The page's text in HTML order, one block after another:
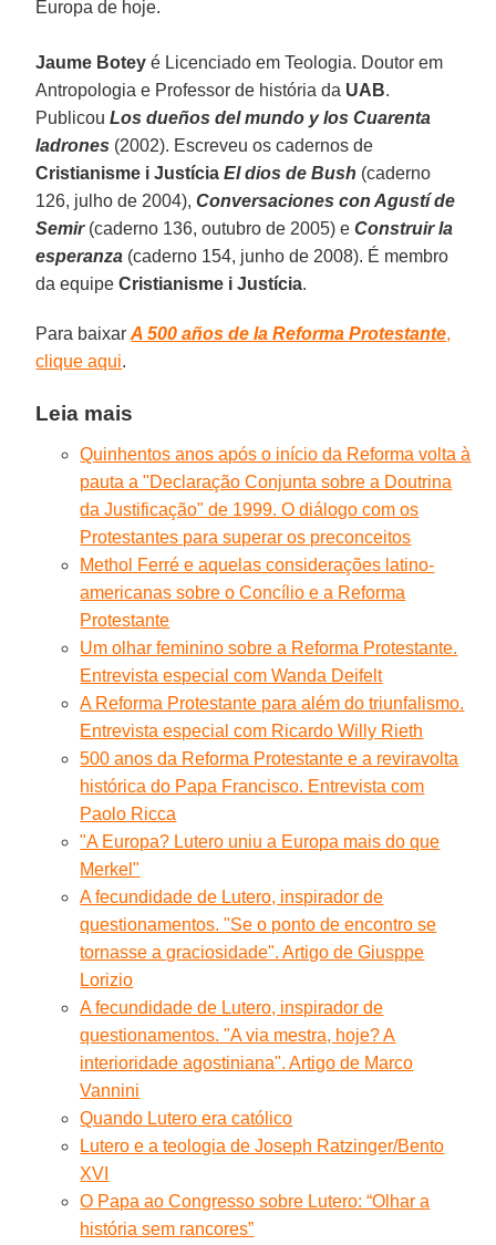
Europa de hoje.
Jaume Botey é Licenciado em Teologia. Doutor em
Antropologia e Professor de história da UAB.
PublicouLos dueños del mundo y los Cuarenta
ladrones (2002). Escreveu os cadernos de
Cristianisme i Justícia El dios de Bush (caderno
126, julho de 2004),Conversaciones con Agustí de
Semir(caderno 136, outubro de 2005) eConstruir la
esperanza (caderno 154, junho de 2008). É membro
da equipeCristianisme i Justícia.
Para baixarA 500 años de la Reforma Protestante,
clique aqui.
Leia mais
Quinhentos anos após o início da Reforma volta à
pauta a "Declaração Conjunta sobre a Doutrina
da Justificação" de 1999. O diálogo com os
Protestantes para superar os preconceitos
Methol Ferré e aquelas considerações latino-
americanas sobre o Concílio e a Reforma
Protestante
Um olhar feminino sobre a Reforma Protestante.
Entrevista especial com Wanda Deifelt
A Reforma Protestante para além do triunfalismo.
Entrevista especial com Ricardo Willy Rieth
500 anos da Reforma Protestante e a reviravolta
histórica do Papa Francisco. Entrevista com
Paolo Ricca
"A Europa? Lutero uniu a Europa mais do que
Merkel"
A fecundidade de Lutero, inspirador de
questionamentos. "Se o ponto de encontro se
tornasse a graciosidade". Artigo de Giusppe
Lorizio
A fecundidade de Lutero, inspirador de
questionamentos. "A via mestra, hoje? A
interioridade agostiniana". Artigo de Marco
Vannini
Quando Lutero era católico
Lutero e a teologia de Joseph Ratzinger/Bento
XVI
O Papa ao Congresso sobre Lutero: “Olhar a
história sem rancores”